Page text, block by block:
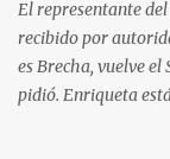
tu preferencia por
novedades,
El representante
recibido por
es Brecha, vuelve
pidió. Enriqueta